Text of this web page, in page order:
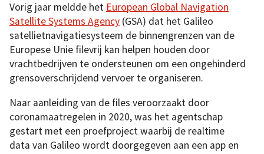
Vorig jaar meldde het European Global Navigation
Satellite Systems Agency (GSA) dat het Galileo
satellietnavigatiesysteem de binnengrenzen van de
Europese Unie filevrij kan helpen houden door
vrachtbedrijven te ondersteunen om een ongehinderd
grensoverschrijdend vervoer te organiseren.
Naar aanleiding van de files veroorzaakt door
coronamaatregelen in 2020, was het agentschap
gestart met een proefproject waarbij de realtime
data van Galileo wordt doorgegeven aan een app en